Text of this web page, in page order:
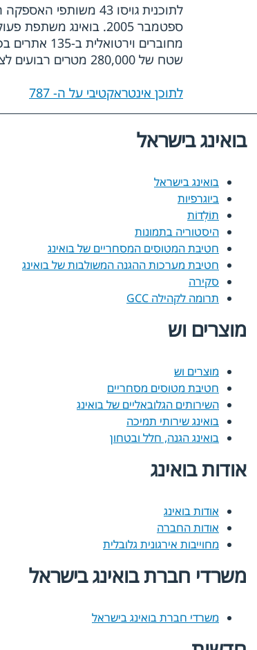
לתוכנית גויסו 43
ספטמבר 2005. בואינג
מחוברים
שטח של 280,000 מטרים רבועים לצורך יצירת המבנים המרכזיים וקידום פיתוחו של המטוס החדש.
לתוכן אינטראקטיבי על ה- 787
בואינג בישראל
בואינג בישראל
ביוגרפיות
תוֹלְדוֹת
היסטוריה בתמונות
חטיבת המטוסים המסחריים של בואינג
חטיבת מערכות ההגנה המשולבות של בואינג
סקירה
תרומה לקהילה GCC
מוצרים וש
מוצרים וש
חטיבת מטוסים מסחריים
השירותים הגלובאליים של בואינג
בואינג שירותי תמיכה
בואינג הגנה, חלל ובטחון
אודות בואינג
אודות בואינג
אודות החברה
מחוייבות אירגונית גלובלית
משרדי חברת בואינג בישראל
משרדי חברת בואינג בישראל